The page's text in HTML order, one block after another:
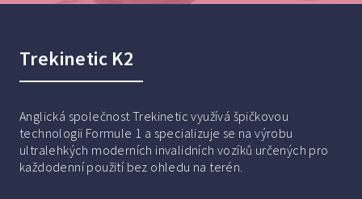
Trekinetic K2
Anglická společnost Trekinetic využívá špičkovou
technologii Formule 1 a specializuje se na výrobu
ultralehkých moderních invalidních vozíků určených pro
každodenní použití bez ohledu na terén.